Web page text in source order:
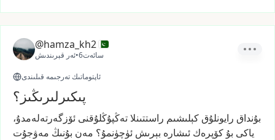
@hamza_kh2
ئەر قېرىندىش• 6سائەت
ئاپتوماتىك تەرجىمە قىلىندى
پىكىرلىرىڭىز؟
بۇنداق رايونلۇقكېلىشىم راستتىنلاتەڭپۇڭلۇقنى ئۆزگەرتەلەمدۇ،
ياكى بۇ كۆپرەك ئىشارە بېرىش ئۈچۈنمۇ؟ مەن بۇنىڭ مەۋجۇت